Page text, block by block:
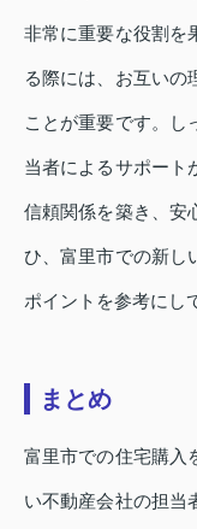
非常に重要な役割を
る際には、お互いの
ことが重要です。し
当者によるサポート
信頼関係を築き、安
ひ、富里市での新し
ポイントを参考にし
まとめ
富里市での住宅購入
い不動産会社の担当